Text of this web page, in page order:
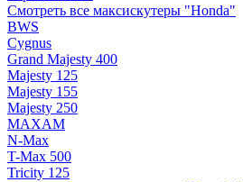
Смотреть все максискутеры "Honda"
BWS
Cygnus
Grand Majesty 400
Majesty 125
Majesty 155
Majesty 250
MAXAM
N-Max
T-Max 500
Tricity 125